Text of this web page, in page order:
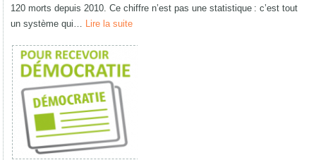
120 morts depuis 2010. Ce chiffre n’est pas une statistique : c’est tout
un système qui… Lire la suite